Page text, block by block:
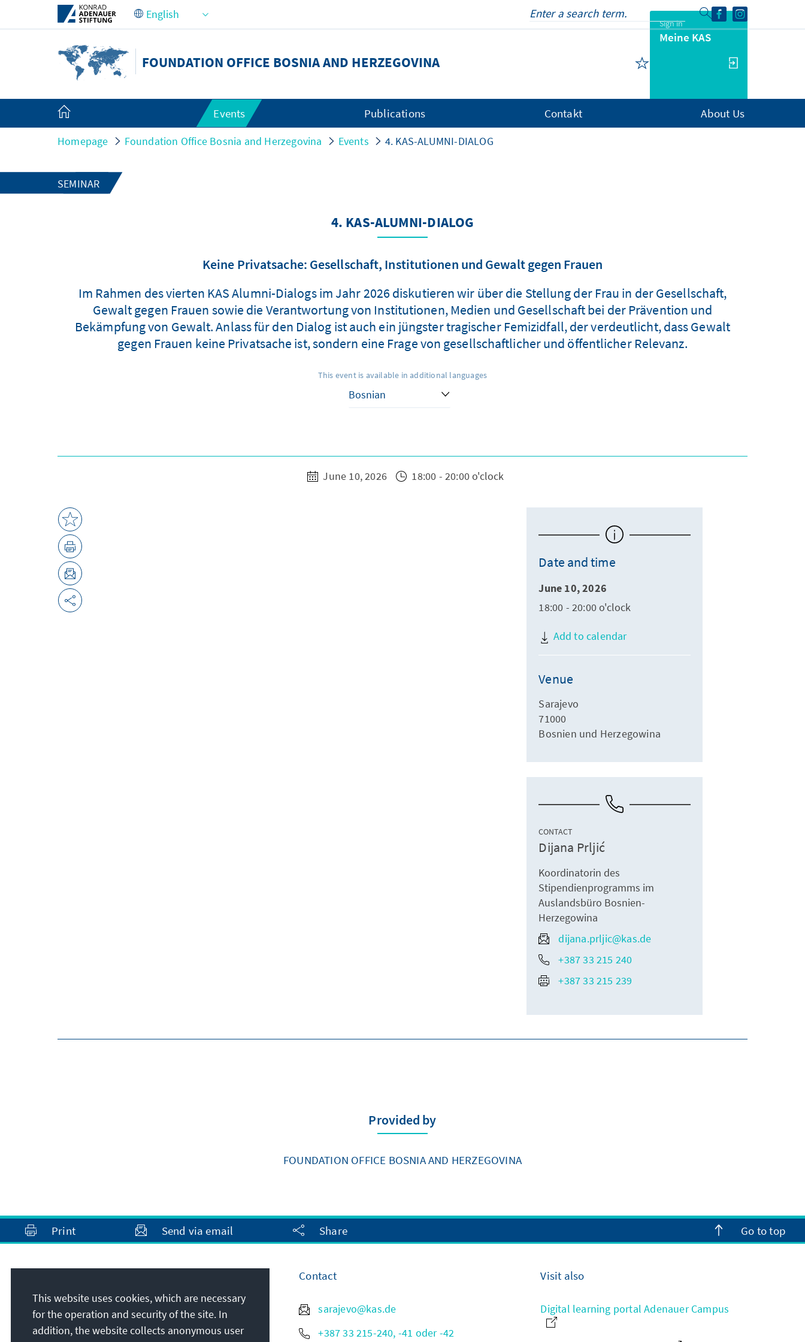
Skip to Main Content
FOUNDATION OFFICE BOSNIA AND HERZEGOVINA
Sign in
Meine KAS
Events Publications Contakt About Us
Homepage Foundation Office Bosnia and Herzegovina Events 4. KAS-ALUMNI-DIALOG
SEMINAR
4. KAS-ALUMNI-DIALOG
Keine Privatsache: Gesellschaft, Institutionen und Gewalt gegen Frauen
Im Rahmen des vierten KAS Alumni-Dialogs im Jahr 2026 diskutieren wir über die Stellung der Frau in der Gesellschaft,
Gewalt gegen Frauen sowie die Verantwortung von Institutionen, Medien und Gesellschaft bei der Prävention und
Bekämpfung von Gewalt. Anlass für den Dialog ist auch ein jüngster tragischer Femizidfall, der verdeutlicht, dass Gewalt
gegen Frauen keine Privatsache ist, sondern eine Frage von gesellschaftlicher und öffentlicher Relevanz.
This event is available in additional languages
June 10, 2026 18:00 - 20:00 o'clock
Date and time
June 10, 2026
18:00 - 20:00 o'clock
Add to calendar
Venue
Sarajevo
71000
Bosnien und Herzegowina
CONTACT
Dijana Prljić
Koordinatorin des
Stipendienprogramms im
Auslandsbüro Bosnien-
Herzegowina
dijana.prljic@kas.de
+387 33 215 240
+387 33 215 239
Provided by
FOUNDATION OFFICE BOSNIA AND HERZEGOVINA
Print Send via email Share Go to top
Konrad-Adenauer-Stiftung e.V.
Foundation Office Bosnia and Herzegovina
Sagrdžije 41
Contact
sarajevo@kas.de
+387 33 215-240, -41 oder -42
Visit also
Digital learning portal Adenauer Campus
This website uses cookies, which are necessary
for the operation and security of the site. In
addition, the website collects anonymous user